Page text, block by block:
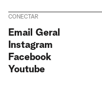
CONECTAR
Email Geral
Instagram
Facebook
Youtube